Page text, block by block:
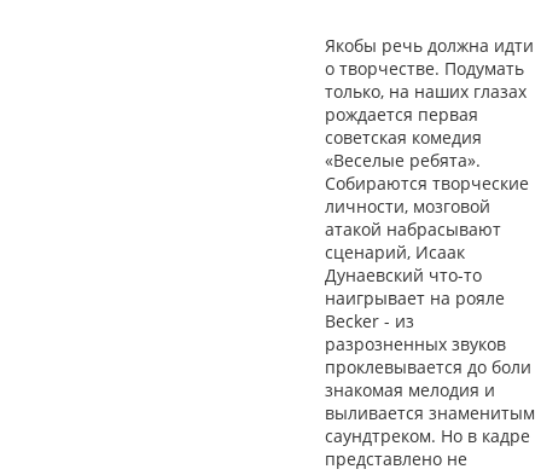
Якобы речь должна идти
о творчестве. Подумать
только, на наших глазах
рождается первая
советская комедия
«Веселые ребята».
Собираются творческие
личности, мозговой
атакой набрасывают
сценарий, Исаак
Дунаевский что-то
наигрывает на рояле
Becker - из
разрозненных звуков
проклевывается до боли
знакомая мелодия и
выливается знаменитым
саундтреком. Но в кадре
представлено не